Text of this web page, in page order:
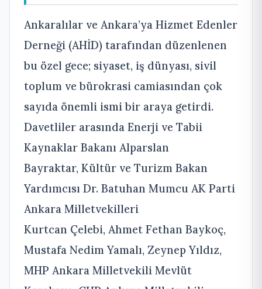
Ankaralılar ve Ankara’ya Hizmet Edenler
Derneği (AHİD) tarafından düzenlenen
bu özel gece; siyaset, iş dünyası, sivil
toplum ve bürokrasi camiasından çok
sayıda önemli ismi bir araya getirdi.
Davetliler arasında Enerji ve Tabii
Kaynaklar Bakanı Alparslan
Bayraktar, Kültür ve Turizm Bakan
Yardımcısı Dr. Batuhan Mumcu AK Parti
Ankara Milletvekilleri
Kurtcan Çelebi, Ahmet Fethan Baykoç,
Mustafa Nedim Yamalı, Zeynep Yıldız,
MHP Ankara Milletvekili Mevlüt